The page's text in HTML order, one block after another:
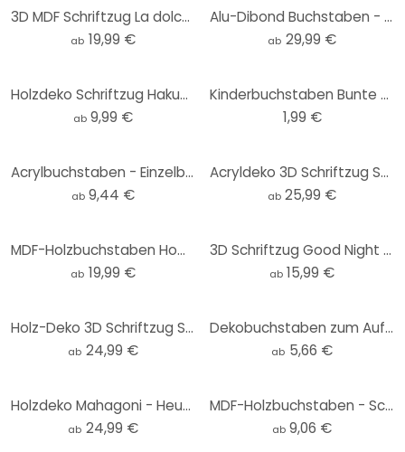
3D MDF Schriftzug La dolce Vita - modern
ab 19,99 €
Alu-Dibond Buchstaben - Silbereffekt - Chillout Lounge
ab 29,99 €
Holzdeko Schriftzug Hakuna Matata - MDF Natur (2-teilig)
ab 9,99 €
Kinderbuchstaben Bunte Bären
1,99 €
Acrylbuchstaben - Einzelbuchstaben Swiss
ab 9,44 €
Acryldeko 3D Schriftzug Sweet Dreams
ab 25,99 €
MDF-Holzbuchstaben Home is where the heart is (6-teilig)
ab 19,99 €
3D Schriftzug Good Night - MDF Deko
ab 15,99 €
Holz-Deko 3D Schriftzug Sweet Dreams - Mahagoni
ab 24,99 €
Dekobuchstaben zum Aufhängen - Swiss
ab 5,66 €
Holzdeko Mahagoni - Heute ist ein guter Tag um glücklich zu sein
ab 24,99 €
MDF-Holzbuchstaben - Schriftart Bodoni
ab 9,06 €